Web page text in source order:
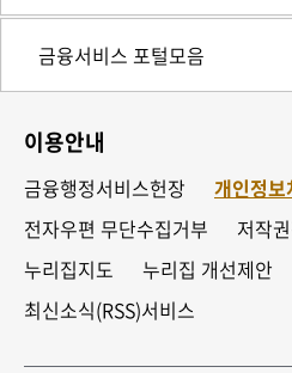
이용안내
금융행정서비스헌장
개인정보
전자우편 무단수집거부
저작
누리집지도
누리집 개선제안
최신소식(RSS)서비스